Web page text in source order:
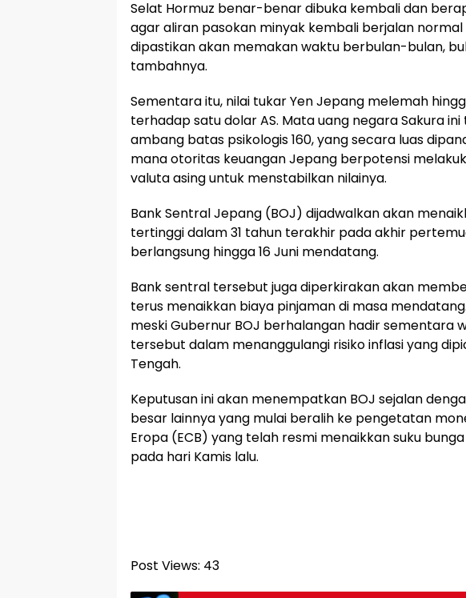
Selat Hormuz benar-benar dibuka kembali dan
agar aliran pasokan minyak kembali berjalan normal
dipastikan akan memakan waktu berbulan-bulan,
tambahnya.
Sementara itu, nilai tukar Yen Jepang melemah
terhadap satu dolar AS. Mata uang negara Sakura
ambang batas psikologis 160, yang secara luas
mana otoritas keuangan Jepang berpotensi
valuta asing untuk menstabilkan nilainya.
Bank Sentral Jepang (BOJ) dijadwalkan akan
tertinggi dalam 31 tahun terakhir pada akhir
berlangsung hingga 16 Juni mendatang.
Bank sentral tersebut juga diperkirakan akan
terus menaikkan biaya pinjaman di masa
meski Gubernur BOJ berhalangan hadir sementara
tersebut dalam menanggulangi risiko inflasi yang
Tengah.
Keputusan ini akan menempatkan BOJ sejalan
besar lainnya yang mulai beralih ke pengetatan
Eropa (ECB) yang telah resmi menaikkan suku
pada hari Kamis lalu.
Post Views: 43